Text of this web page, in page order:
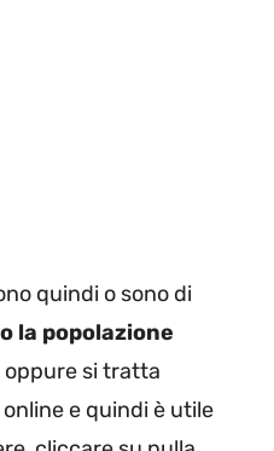
quindi o sono di
la popolazione
oppure si tratta
e quindi è utile